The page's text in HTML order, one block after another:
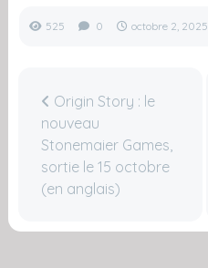
525 0 octobre 2, 2025
Origin Story : le
nouveau
Stonemaier Games,
sortie le 15 octobre
(en anglais)